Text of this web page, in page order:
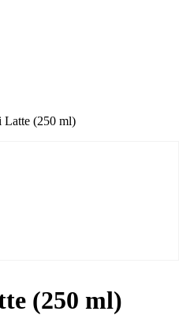
Latte (250 ml)
(250 ml)